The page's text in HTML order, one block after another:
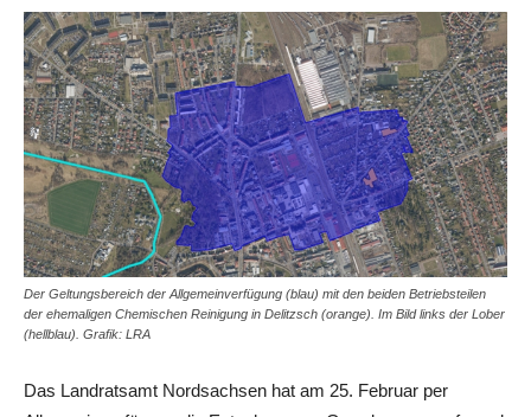
Der Geltungsbereich der Allgemeinverfügung (blau) mit den beiden Betriebsteilen
der ehemaligen Chemischen Reinigung in Delitzsch (orange). Im Bild links der Lober
(hellblau). Grafik: LRA
Das Landratsamt Nordsachsen hat am 25. Februar per